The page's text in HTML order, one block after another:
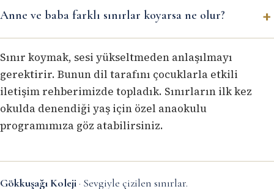
Anne ve baba farklı sınırlar koyarsa ne olur?
Sınır koymak, sesi yükseltmeden anlaşılmayı
gerektirir. Bunun dil tarafını çocuklarla etkili
iletişim rehberimizde topladık. Sınırların ilk kez
okulda denendiği yaş için özel anaokulu
programımıza göz atabilirsiniz.
Gökkuşağı Koleji · Sevgiyle çizilen sınırlar.